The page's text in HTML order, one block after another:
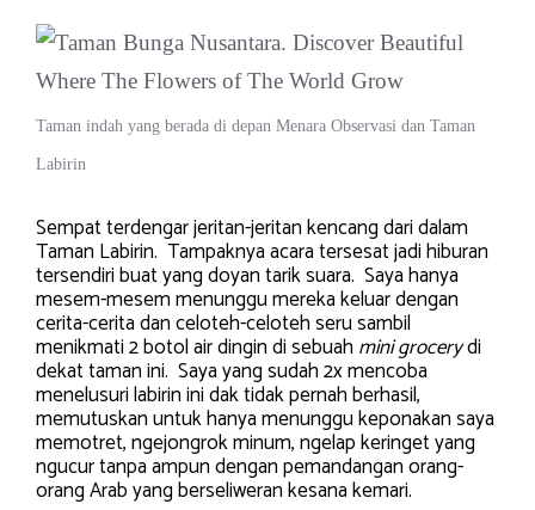
Taman indah yang berada di depan Menara Observasi dan Taman
Labirin
Sempat terdengar jeritan-jeritan kencang dari dalam
Taman Labirin. Tampaknya acara tersesat jadi hiburan
tersendiri buat yang doyan tarik suara. Saya hanya
mesem-mesem menunggu mereka keluar dengan
cerita-cerita dan celoteh-celoteh seru sambil
menikmati 2 botol air dingin di sebuah mini grocerydi
dekat taman ini. Saya yang sudah 2x mencoba
menelusuri labirin ini dak tidak pernah berhasil,
memutuskan untuk hanya menunggu keponakan saya
memotret, ngejongrok minum, ngelap keringet yang
ngucur tanpa ampun dengan pemandangan orang-
orang Arab yang berseliweran kesana kemari.